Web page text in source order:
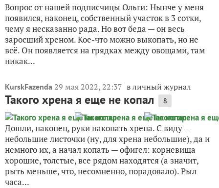
Вопрос от нашей подписчицы Ольги: Нынче у меня
появился, наконец, собственный участок в 3 сотки,
чему я несказанно рада. Но вот беда — он весь
заросший хреном. Кое-что можно выкопать, но не
всё. Он появляется на грядках между овощами, там
никак...
KurskFazenda 29 мая 2022, 22:37 в личный журнал
Такого хрена я еще не копал 8
Дошли, наконец, руки накопать хрена. С виду —
небольшие листочки (ну, для хрена небольшие), да и
немного их, а начал копать — офигел: корневища
хорошие, толстые, все рядом находятся (а значит,
рыть меньше, что, несомненно, порадовало). Рыл
часа...